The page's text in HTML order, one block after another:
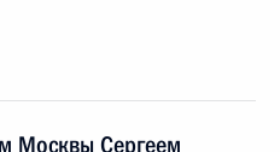
Москвы Сергеем